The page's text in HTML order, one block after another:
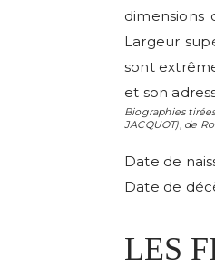
dimensions
Largeur
sont
et son
Biographies
JACQUOT), de
Date de
Date de
LES